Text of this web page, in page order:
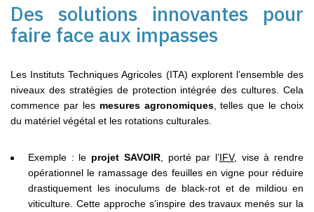
Des solutions innovantes pour
faire face aux impasses
Les Instituts Techniques Agricoles (ITA) explorent l’ensemble des
niveaux des stratégies de protection intégrée des cultures. Cela
commence par les mesures agronomiques, telles que le choix
du matériel végétal et les rotations culturales.
Exemple : le projet SAVOIR, porté par l’IFV, vise à rendre
opérationnel le ramassage des feuilles en vigne pour réduire
drastiquement les inoculums de black-rot et de mildiou en
viticulture. Cette approche s’inspire des travaux menés sur la